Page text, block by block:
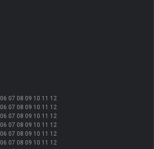
06 07 08 09 10 11 12
06 07 08 09 10 11 12
06 07 08 09 10 11 12
06 07 08 09 10 11 12
06 07 08 09 10 11 12
06 07 08 09 10 11 12